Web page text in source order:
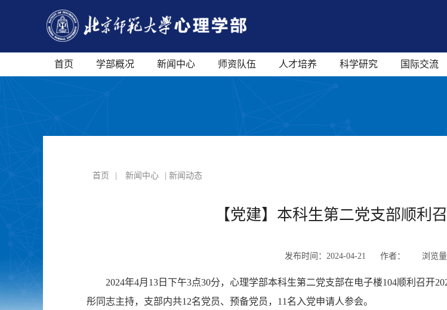
首页 学部概况 新闻中心 师资队伍 人才培养 科学研究 国际交流
首页 新闻中心 | 新闻动态
【党建】本科生第二党支部顺利
发布时间：2024-04-21 作者： 浏览量
2024年4月13日下午3点30分，心理学部本科生第二党支部在电子楼104顺利召开
彤同志主持，支部内共12名党员、预备党员， 11名 入党申请人参会。